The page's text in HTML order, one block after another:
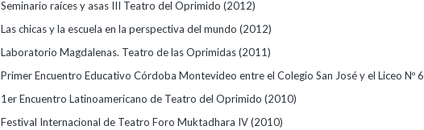
Seminario raíces y asas III Teatro del Oprimido (2012)
Las chicas y la escuela en la perspectiva del mundo (2012)
Laboratorio Magdalenas. Teatro de las Oprimidas(2011)
Primer Encuentro Educativo Córdoba Montevideo entre el Colegio San José y el Liceo Nº
1er Encuentro Latinoamericano de Teatro del Oprimido (2010)
Festival Internacional de Teatro Foro Muktadhara IV(2010)